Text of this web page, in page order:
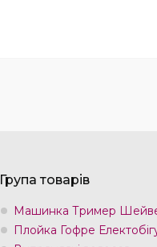
Група товарів
Машинка Тример
Плойка Гофре